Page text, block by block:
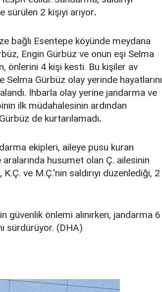
sürülen 2 kişiyi arıyor.
bağlı Esentepe köyünde meydana
Engin Gürbüz ve onun eşi Selma
önlerini 4 kişi kesti. Bu kişiler av
Gürbüz olay yerinde hayatlarını
İhbarla olay yerine jandarma ve
ilk müdahalesinin ardından
de kurtarılamadı.
ekipleri, aileye pusu kuran
husumet olan Ç. ailesinin
ve M.Ç.'nin saldırıyı düzenlediği, 2
güvenlik önlemi alınırken, jandarma 6
sürdürüyor. (DHA)